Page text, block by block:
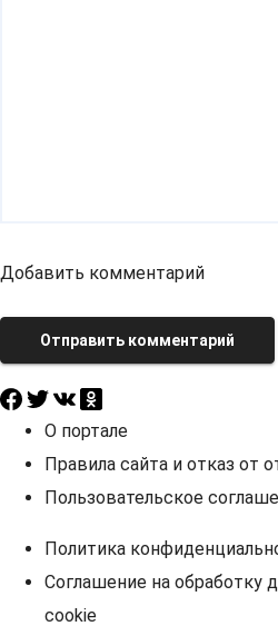
Добавить комментарий
Отправить комментарий
О портале
Правила сайта и отказ от
Пользовательское
Политика
Соглашение на обработку
cookie